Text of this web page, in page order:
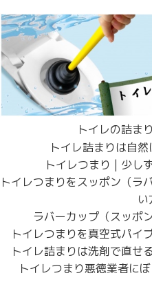
トイレの詰ま
トイレ詰まりは自
トイレつまり | 少し
トイレつまりをスッポン（ラ
い
ラバーカップ（スッポ
トイレつまりを真空式パイ
トイレ詰まりは洗剤で直せ
トイレつまり悪徳業者に